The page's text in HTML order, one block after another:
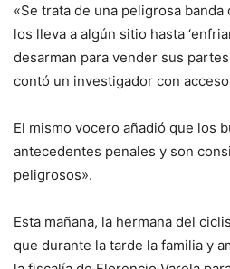
«Se trata de una peligrosa
los lleva a algún sitio hasta
desarman para vender sus
contó un investigador con acceso
El mismo vocero añadió que los
antecedentes penales y son
peligrosos».
Esta mañana, la hermana del
que durante la tarde la familia y